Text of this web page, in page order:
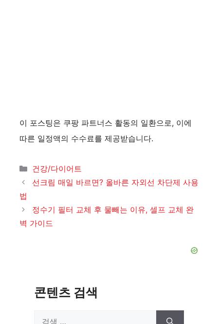
이 포스팅은 쿠팡 파트너스 활동의 일환으로, 이에
따른 일정액의 수수료를 제공받습니다.
카
테
건강/다이어트
선크림 매일 바르면? 올바른 자외선 차단제 사용
법
정수기 필터 교체 후 물빼는 이유, 셀프 교체 완
벽 가이드
콘텐츠 검색